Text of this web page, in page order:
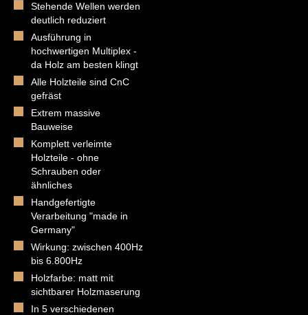
Stehende Wellen werden
deutlich reduziert
Ausführung in
hochwertigen Multiplex -
da Holz am besten klingt
Alle Holzteile sind CnC
gefräst
Extrem massive
Bauweise
Komplett verleimte
Holzteile - ohne
Schrauben oder
ähnliches
Handgefertigte
Verarbeitung "made in
Germany"
Wirkung: zwischen 400Hz
bis 6.800Hz
Holzfarbe: matt mit
sichtbarer Holzmaserung
In 5 verschiedenen